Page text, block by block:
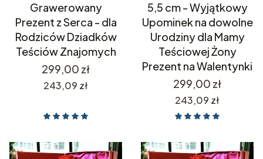
Grawerowany
Prezent z Serca - dla
Rodziców Dziadków
Teściów Znajomych
Cena
299,00 zł
Cena
243,09 zł
5,5 cm - Wyjątkowy
Upominek na dowolne
Urodziny dla Mamy
Teściowej Żony
Prezent na Walentynki
Cena
299,00 zł
Cena
243,09 zł